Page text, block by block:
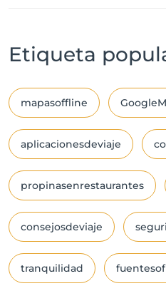
Etiqueta
mapasoffline
aplicacionesdeviaje
propinasenrestaurantes
consejosdeviaje
tranquilidad